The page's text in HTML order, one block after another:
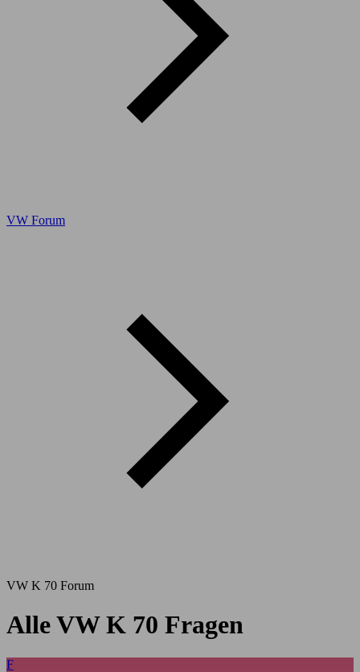
VW Forum
VW K 70 Forum
Alle VW K 70 Fragen
F